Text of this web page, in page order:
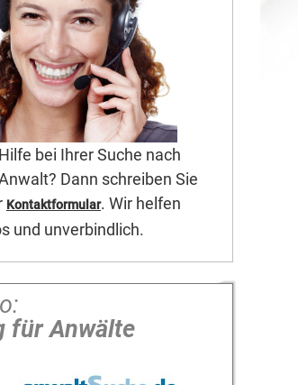
bei Ihrer Suche nach
Dann schreiben Sie
Kontaktformular. Wir helfen
und unverbindlich.
für Anwälte